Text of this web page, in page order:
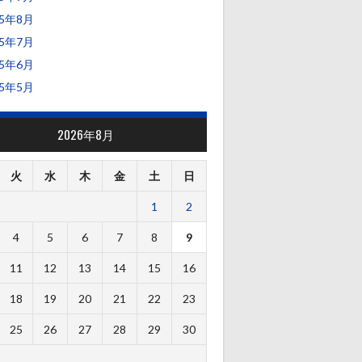
年8月
年7月
年6月
年5月
2026年8月
火 水 木 金 土 日
1 2
4 5 6 7 8 9
11 12 13 14 15 16
18 19 20 21 22 23
25 26 27 28 29 30